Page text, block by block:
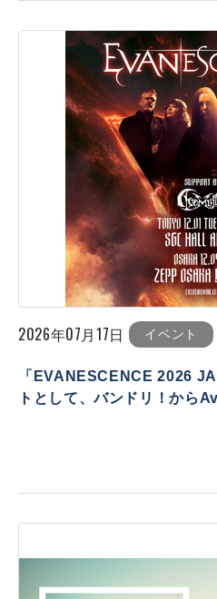
2026年07月17日 イベント
「EVANESCENCE 2026
トとして、バンドリ！から